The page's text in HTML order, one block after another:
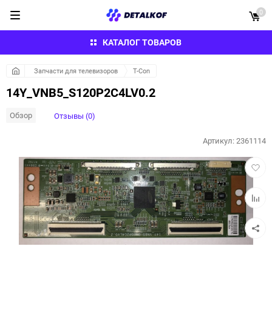
КАТАЛОГ ТОВАРОВ
0
Запчасти для телевизоров T-Con
14Y_VNB5_S120P2C4LV0.2
Обзор Отзывы (0)
в
к
Артикул:2361114